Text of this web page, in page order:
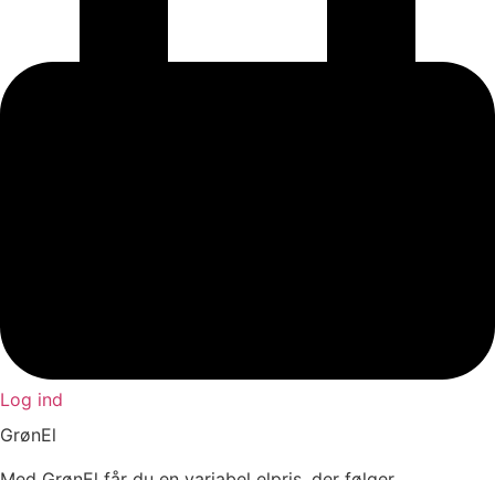
Log ind
GrønEl